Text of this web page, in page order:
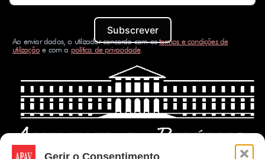
Gerir o Consentimento
Subscrever
Ao enviar dados, o utilizador concorda com ostermos e condições de
utilizaçãoe com a política de privacidade.